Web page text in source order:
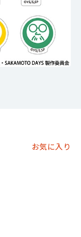
お気に入り